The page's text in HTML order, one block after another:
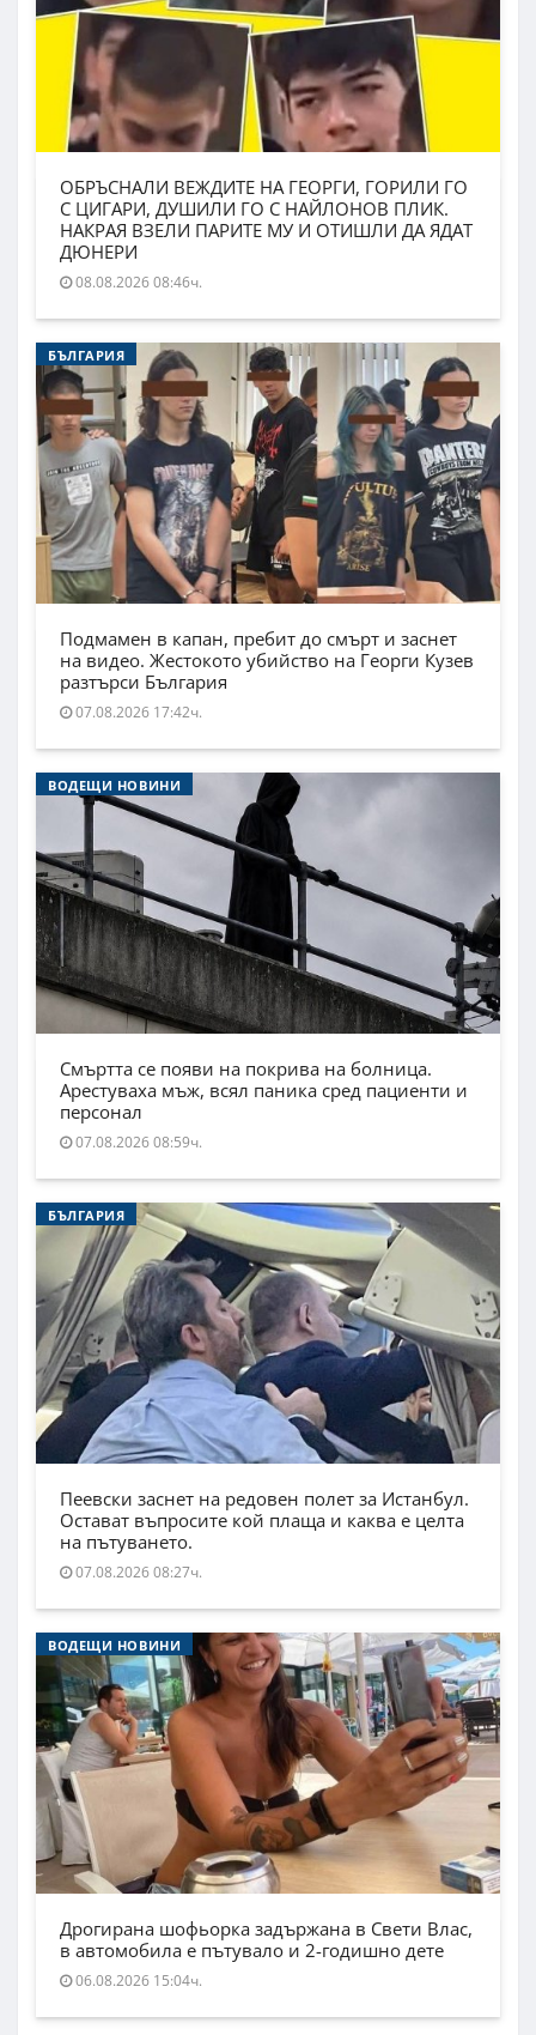
ОБРЪСНАЛИ ВЕЖДИТЕ НА ГЕОРГИ, ГОРИЛИ ГО
С ЦИГАРИ, ДУШИЛИ ГО С НАЙЛОНОВ ПЛИК.
НАКРАЯ ВЗЕЛИ ПАРИТЕ МУ И ОТИШЛИ ДА ЯДАТ
ДЮНЕРИ
08.08.2026 08:46ч.
БЪЛГАРИЯ
Подмамен в капан, пребит до смърт и заснет
на видео. Жестокото убийство на Георги Кузев
разтърси България
07.08.2026 17:42ч.
ВОДЕЩИ НОВИНИ
Смъртта се появи на покрива на болница.
Арестуваха мъж, всял паника сред пациенти и
персонал
07.08.2026 08:59ч.
БЪЛГАРИЯ
Пеевски заснет на редовен полет за Истанбул.
Остават въпросите кой плаща и каква е целта
на пътуването.
07.08.2026 08:27ч.
ВОДЕЩИ НОВИНИ
Дрогирана шофьорка задържана в Свети Влас,
в автомобила е пътувало и 2-годишно дете
06.08.2026 15:04ч.